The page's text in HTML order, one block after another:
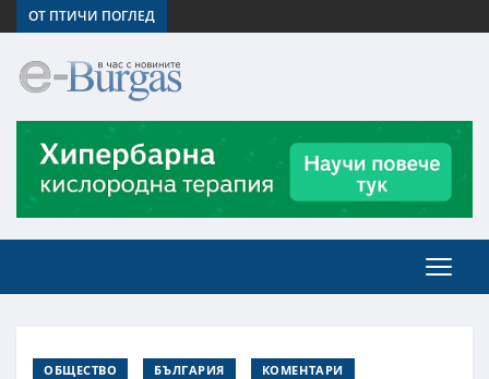
ОТ ПТИЧИ ПОГЛЕД
ОБЩЕСТВО БЪЛГАРИЯ
КОМЕНТАРИ